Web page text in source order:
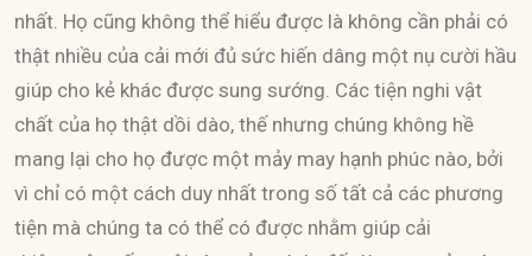
nhất. Họ cũng không thể hiểu được là không cần phải có
thật nhiều của cải mới đủ sức hiến dâng một nụ cười hầu
giúp cho kẻ khác được sung sướng. Các tiện nghi vật
chất của họ thật dồi dào, thế nhưng chúng không hề
mang lại cho họ được một mảy may hạnh phúc nào, bởi
vì chỉ có một cách duy nhất trong số tất cả các phương
tiện mà chúng ta có thể có được nhằm giúp cải